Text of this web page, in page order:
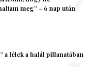
meg” – 6 nap után
a lélek a halál pillanatában
2